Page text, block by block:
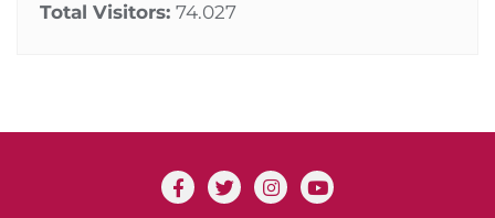
Total Visitors: 74.027